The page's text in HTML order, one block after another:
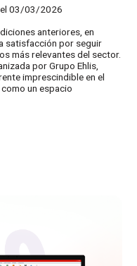
el 03/03/2026
anteriores, en
satisfacción por seguir
más relevantes del sector.
por Grupo Ehlis,
imprescindible en el
un espacio